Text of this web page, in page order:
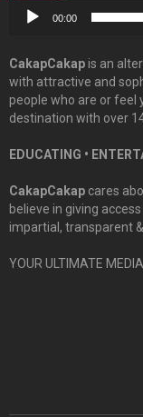
00:00
CakapCakapis an
with attractive and
people who are or feel
destination with over
EDUCATING •
CakapCakap cares
believe in giving
impartial, transparent
YOUR ULTIMATE